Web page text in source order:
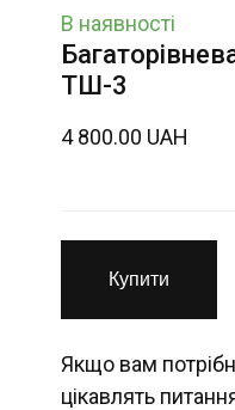
В наявності
ТШ-3
4 800.00 UAH
Купити
Якщо вам
цікавлять